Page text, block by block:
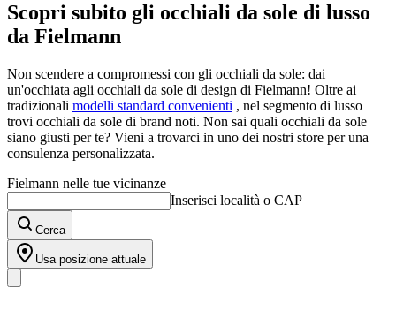
Scopri subito gli occhiali da sole di lusso
da Fielmann
Non scendere a compromessi con gli occhiali da sole: dai
un'occhiata agli occhiali da sole di design di Fielmann! Oltre ai
tradizionali modelli standard convenienti , nel segmento di lusso
trovi occhiali da sole di brand noti. Non sai quali occhiali da sole
siano giusti per te? Vieni a trovarci in uno dei nostri store per una
consulenza personalizzata.
Fielmann nelle tue vicinanze
Inserisci località o CAP
Cerca
Usa posizione attuale